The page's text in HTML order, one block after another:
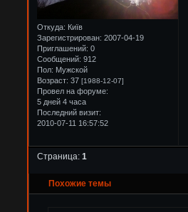
Откуда: Київ
Зарегистрирован: 2007-04-19
Приглашений: 0
Сообщений: 912
Пол: Мужской
Возраст: 37[1988-12-07]
Провел на форуме:
5 дней 4 часа
Последний визит:
2010-07-11 16:57:52
Страница:1
Похожие темы